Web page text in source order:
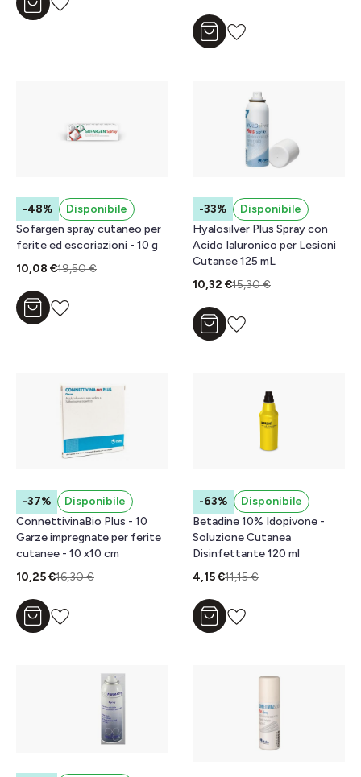
Aggiungi al carrello
Aggiungi al carrello
-48%
Disponibile
Sofargen spray cutaneo per
ferite ed escoriazioni - 10 g
10,08 €19,50 €
Aggiungi al carrello
-33%
Disponibile
Hyalosilver Plus Spray con
Acido Ialuronico per Lesioni
Cutanee 125 mL
10,32 €15,30 €
Aggiungi al carrello
-37%
Disponibile
ConnettivinaBio Plus - 10
Garze impregnate per ferite
cutanee - 10 x10 cm
10,25 €16,30 €
Aggiungi al carrello
-63%
Disponibile
Betadine 10% Idopivone -
Soluzione Cutanea
Disinfettante 120 ml
4,15 €11,15 €
Aggiungi al carrello